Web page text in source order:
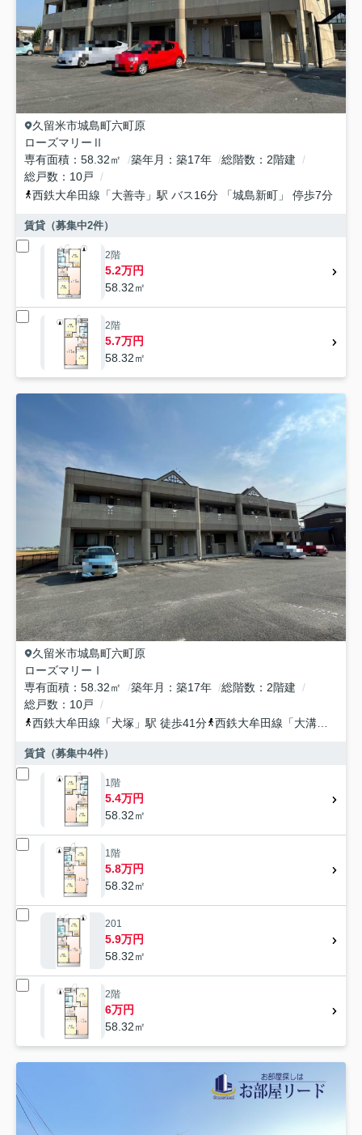
久留米市城島町六町原
ローズマリーⅡ
専有面積
58.32㎡ 築年月 築17年 総階数
2階建
総戸数
10戸
西鉄大牟田線 「大善寺 」駅 バス16分 「城島新町」 停歩7分
賃貸（募集中2件）
2階
5.2万円
58.32㎡
2階
5.7万円
58.32㎡
久留米市城島町六町原
ローズマリーⅠ
専有面積
58.32㎡ 築年月 築17年 総階数
2階建
総戸数
10戸
西鉄大牟田線 「犬塚 」駅 徒歩41分 西鉄大牟田線 「大溝
賃貸（募集中4件）
1階
5.4万円
58.32㎡
1階
5.8万円
58.32㎡
201
5.9万円
58.32㎡
2階
6万円
58.32㎡